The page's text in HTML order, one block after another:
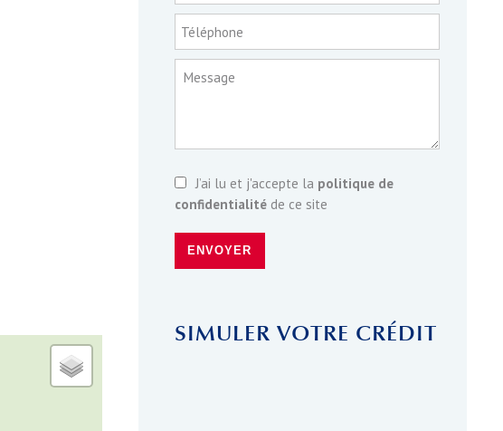
Téléphone
Message
J’ai lu et j'accepte la politique de
confidentialitéde ce site
ENVOYER
SIMULER VOTRE CRÉDIT